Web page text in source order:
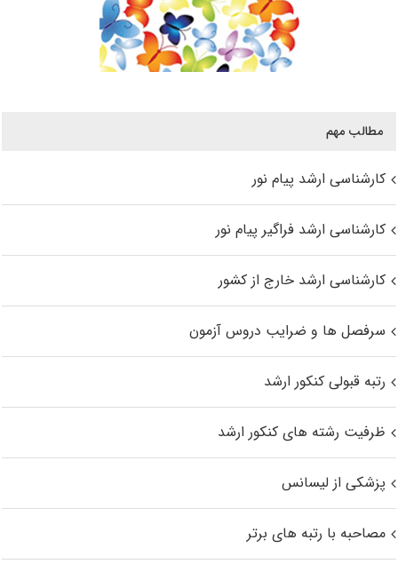
مطالب مهم
کارشناسی ارشد پیام نور
کارشناسی ارشد فراگیر پیام نور
کارشناسی ارشد خارج از کشور
سرفصل ها و ضرایب دروس آزمون
رتبه قبولی کنکور ارشد
ظرفیت رشته های کنکور ارشد
پزشکی از لیسانس
مصاحبه با رتبه های برتر